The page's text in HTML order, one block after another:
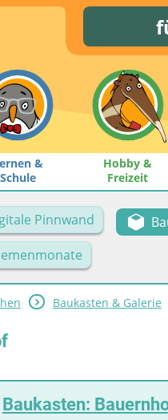
&
Schule
Hobby &
Freizeit
Pinnwand
Baukasten & Galerie
Baukasten: